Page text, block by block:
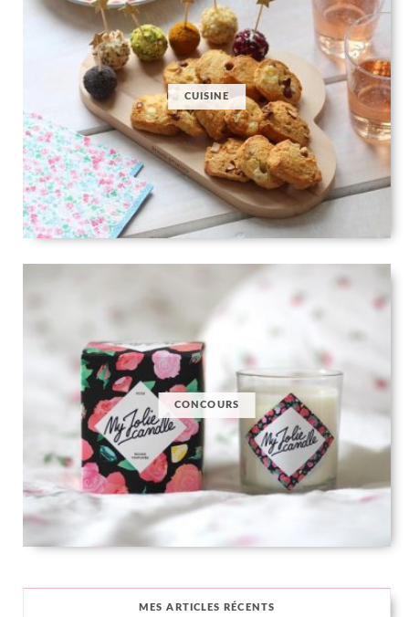
CUISINE
CONCOURS
MES ARTICLES RÉCENTS